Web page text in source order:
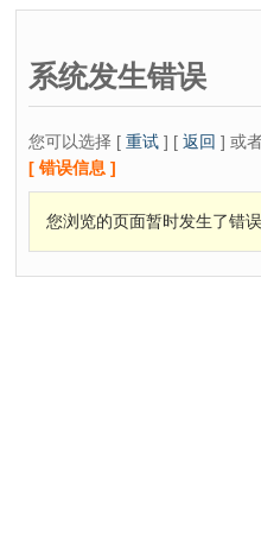
系统发生错误
您可以选择 [ 重试 ] [ 返回 ] 或
[ 错误信息 ]
您浏览的页面暂时发生了错